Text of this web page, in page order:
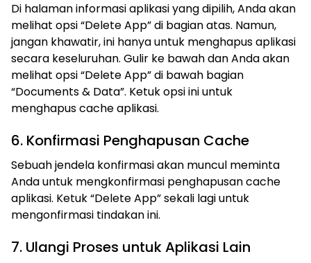
Di halaman informasi aplikasi yang dipilih, Anda akan
melihat opsi “Delete App” di bagian atas. Namun,
jangan khawatir, ini hanya untuk menghapus aplikasi
secara keseluruhan. Gulir ke bawah dan Anda akan
melihat opsi “Delete App” di bawah bagian
“Documents & Data”. Ketuk opsi ini untuk
menghapus cache aplikasi.
6. Konfirmasi Penghapusan Cache
Sebuah jendela konfirmasi akan muncul meminta
Anda untuk mengkonfirmasi penghapusan cache
aplikasi. Ketuk “Delete App” sekali lagi untuk
mengonfirmasi tindakan ini.
7. Ulangi Proses untuk Aplikasi Lain